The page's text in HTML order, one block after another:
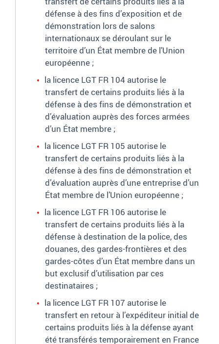
défense à des fins d’exposition et de
démonstration lors de salons
internationaux se déroulant sur le
territoire d’un État membre de l’Union
européenne ;
la licence LGT FR 104 autorise le
transfert de certains produits liés à la
défense à des fins de démonstration et
d’évaluation auprès des forces armées
d’un État membre ;
la licence LGT FR 105 autorise le
transfert de certains produits liés à la
défense à des fins de démonstration et
d’évaluation auprès d’une entreprise d’un
État membre de l’Union européenne ;
la licence LGT FR 106 autorise le
transfert de certains produits liés à la
défense à destination de la police, des
douanes, des gardes-frontières et des
gardes-côtes d’un État membre dans un
but exclusif d’utilisation par ces
destinataires ;
la licence LGT FR 107 autorise le
transfert en retour à l’expéditeur initial de
certains produits liés à la défense ayant
été transférés temporairement en France